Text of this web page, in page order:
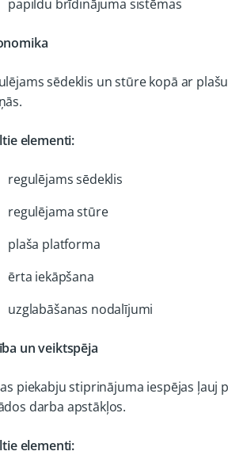
papildu brīdinājuma sistēmas
sēdeklis un stūre kopā ar
elementi:
regulējams sēdeklis
regulējama stūre
plaša platforma
ērta iekāpšana
uzglabāšanas nodalījumi
un veiktspēja
piekabju stiprinājuma iespējas
darba apstākļos.
elementi: